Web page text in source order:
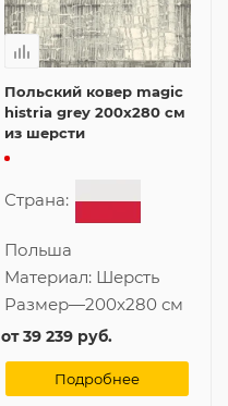
Польский ковер magic
histria grey 200x280 см
из шерсти
Страна:
Польша
Материал: Шерсть
Размер—200x280 см
от39 239 руб.
Подробнее